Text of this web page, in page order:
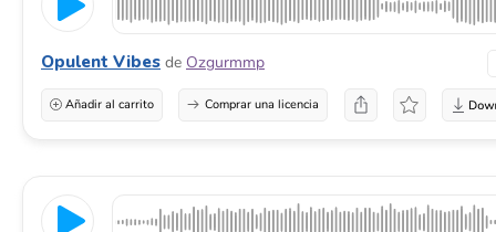
Opulent Vibes de Ozgurmmp
Añadir al carrito Comprar una licencia